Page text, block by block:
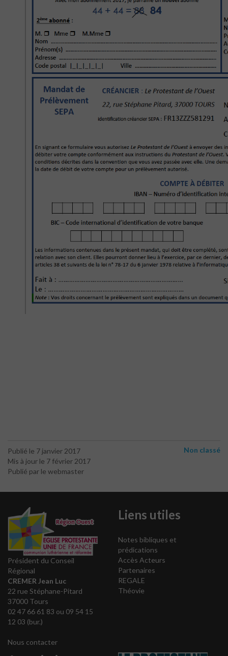
Publié le 7 janvier 2017
Mis à jour le 7 février 2017
Publié par le webmaster
Non classé
Président du Conseil
Régional
CREMER Jean Luc
22 rue Stéphane-Pitard
37000 Tours
02 47 66 61 83 ou 09 54 15
12 03 (bur.)
Nous contacter
Liens utiles
Notes bibliques et
prédications
Accès Acteurs
Partenaires
REGALE
Théovie